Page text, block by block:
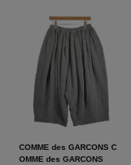
COMME des GARCONS C
OMME des GARCONS